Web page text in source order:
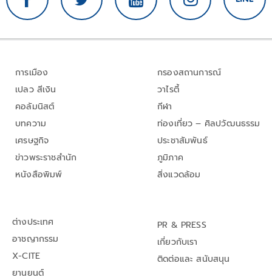
การเมือง
เปลว สีเงิน
คอลัมนิสต์
บทความ
เศรษฐกิจ
ข่าวพระราชสำนัก
หนังสือพิมพ์
กรองสถานการณ์
วาไรตี้
กีฬา
ท่องเที่ยว – ศิลปวัฒนธรรม
ประชาสัมพันธ์
ภูมิภาค
สิ่งแวดล้อม
ต่างประเทศ
อาชญากรรม
X-CITE
ยานยนต์
PR & PRESS
เกี่ยวกับเรา
ติดต่อและ สนับสนุน